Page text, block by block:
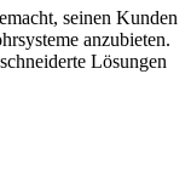
seinen Kunden
anzubieten.
Lösungen